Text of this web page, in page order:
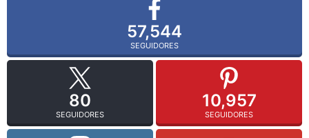
57,544
SEGUIDORES
80
SEGUIDORES
10,957
SEGUIDORES